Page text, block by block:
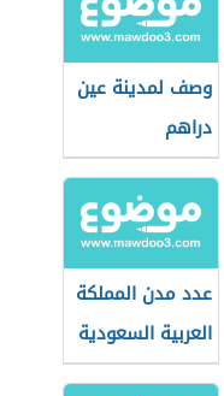
وصف لمدينة عين
دراهم
عدد مدن المملكة
العربية السعودية